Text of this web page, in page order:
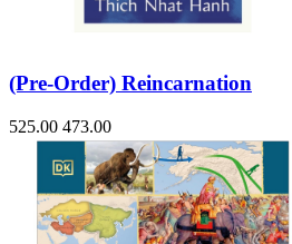
(Pre-Order) Reincarnation
525.00 473.00